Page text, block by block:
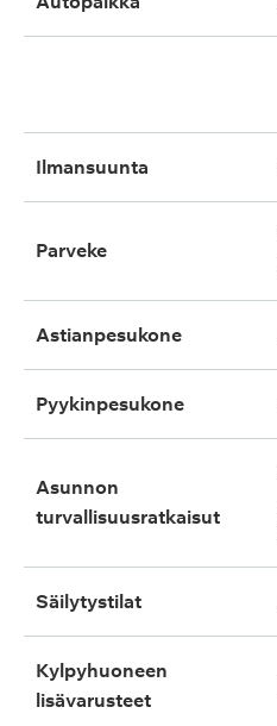
ilmansuunta
parveke
astianpesukone
pyykinpesukone
asunnon
turvallisuusratkaisut
säilytystilat
kylpyhuoneen
lisävarusteet